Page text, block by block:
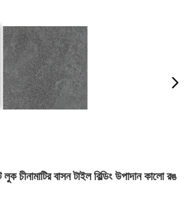
চীনামাটির বাসন টাইল বিল্ডিং উপাদান কালো রঙ